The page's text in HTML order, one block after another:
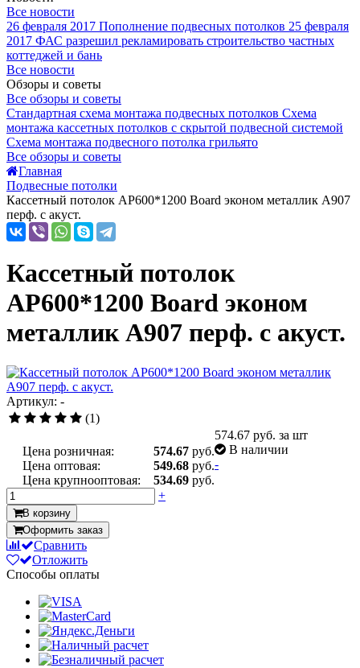
Все новости
26 февраля 2017 Пополнение подвесных потолков 25 февраля
2017 ФАС разрешил рекламировать строительство частных
коттеджей и бань
Все новости
Обзоры и советы
Все обзоры и советы
Стандартная схема монтажа подвесных потолков Схема
монтажа кассетных потолков с скрытой подвесной системой
Схема монтажа подвесного потолка грильято
Все обзоры и советы
Главная
Подвесные потолки
Кассетный потолок AP600*1200 Board эконом металлик А907
перф. с акуст.
Кассетный потолок
AP600*1200 Board эконом
металлик А907 перф. с акуст.
Артикул: -
(1)
Цена розничная: 574.67 руб.
Цена оптовая:
549.68 руб.
Цена крупнооптовая:
534.69 руб.
574.67 руб. за шт
В наличии
-
+
В корзину
Оформить заказ
Сравнить
Отложить
Способы оплаты